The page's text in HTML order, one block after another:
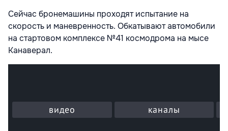
Сейчас бронемашины проходят испытание на
скорость и маневренность. Обкатывают автомобили
на стартовом комплексе №41 космодрома на мысе
Канаверал.